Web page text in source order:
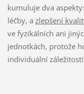
kumuluje dva
léčby, a zlepšení
ve fyzikálních ani
jednotkách, protože
individuální